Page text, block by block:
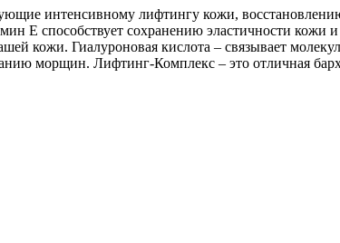
интенсивному лифтингу кожи,
Е способствует сохранению эластичности
кожи. Гиалуроновая кислота – связывает
морщин. Лифтинг-Комплекс – это отличная